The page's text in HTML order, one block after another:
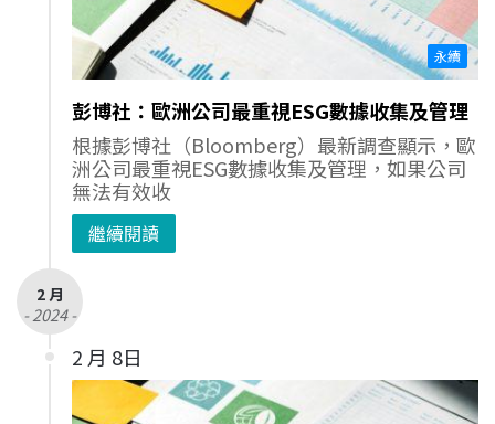
永續
彭博社：歐洲公司最重視ESG數據收集及管理
根據彭博社（Bloomberg）最新調查顯示，歐
洲公司最重視ESG數據收集及管理，如果公司
無法有效收
繼續閱讀
2 月
- 2024 -
2 月 8日